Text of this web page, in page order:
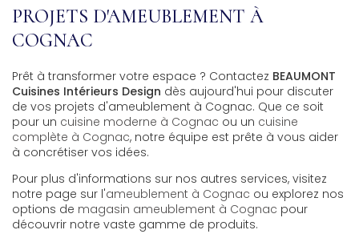
PROJETS D'AMEUBLEMENT À
COGNAC
Prêt à transformer votre espace ? Contactez BEAUMONT
Cuisines Intérieurs Design dès aujourd'hui pour discuter
de vos projets d'ameublement à Cognac. Que ce soit
pour un cuisine moderne à Cognac ou un cuisine
complète à Cognac, notre équipe est prête à vous aider
à concrétiser vos idées.
Pour plus d'informations sur nos autres services, visitez
notre page sur l'ameublement à Cognac ou explorez nos
options de magasin ameublement à Cognac pour
découvrir notre vaste gamme de produits.